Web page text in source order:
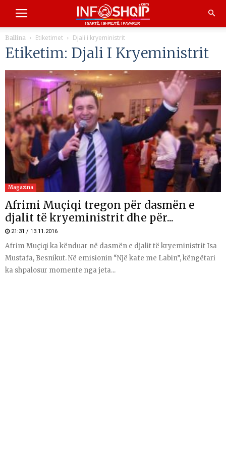
Ballina Etiketimet Djali i kryeministrit
Etiketim: Djali I Kryeministrit
Magazina
Afrimi Muçiqi tregon për dasmën e
djalit të kryeministrit dhe për...
21:31 / 13.11.2016
Afrim Muçiqi ka kënduar në dasmën e djalit të kryeministrit Isa
Mustafa, Besnikut. Në emisionin “Një kafe me Labin”, këngëtari
ka shpalosur momente nga jeta...